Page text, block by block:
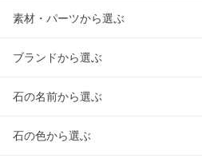
素材・パーツから選ぶ
ブランドから選ぶ
石の名前から選ぶ
石の色から選ぶ